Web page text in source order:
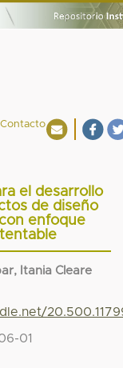
Contacto
el desarrollo
de diseño
enfoque
Itania Cleare
01